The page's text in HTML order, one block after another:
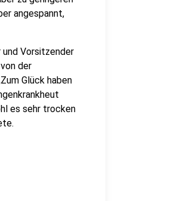
angespannt,
Vorsitzender
der
Glück haben
es sehr trocken